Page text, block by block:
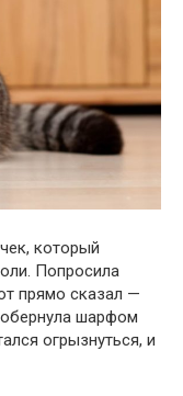
который
Попросила
прямо сказал —
шарфом
огрызнуться, и